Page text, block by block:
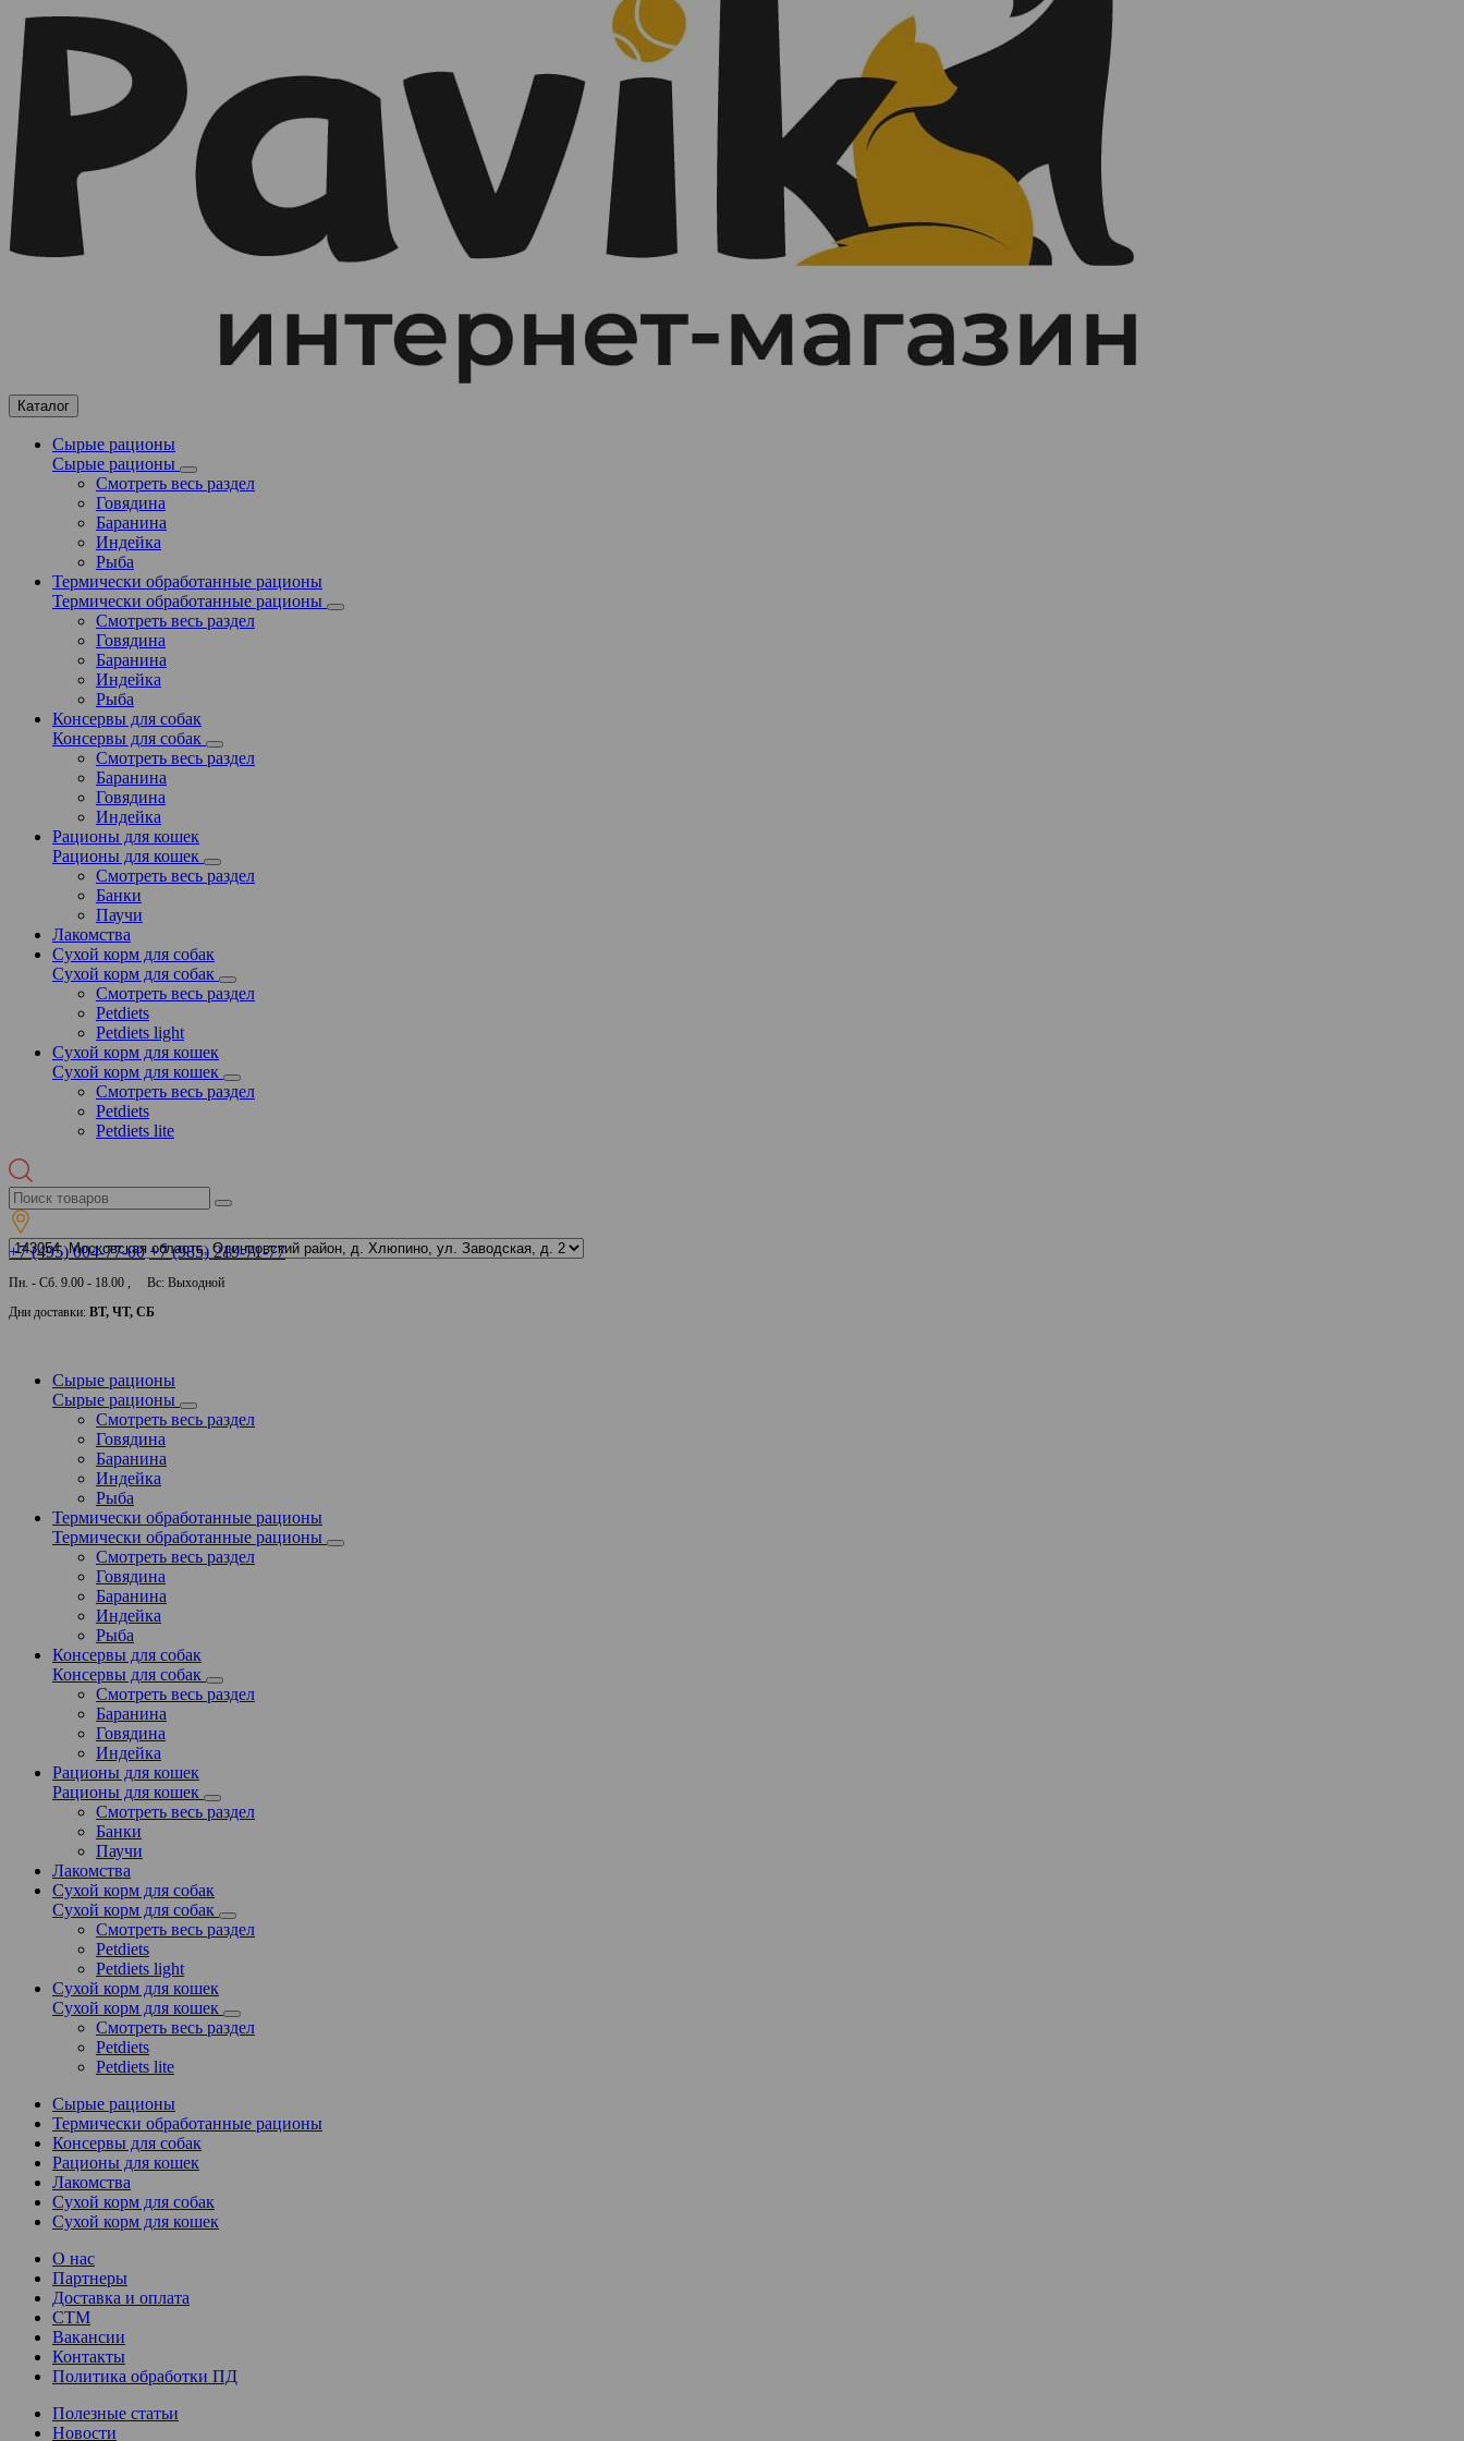
Каталог
Сырые рационы
Сырые рационы
Смотреть весь раздел
Говядина
Баранина
Индейка
Рыба
Термически обработанные рационы
Термически обработанные рационы
Смотреть весь раздел
Говядина
Баранина
Индейка
Рыба
Консервы для собак
Консервы для собак
Смотреть весь раздел
Баранина
Говядина
Индейка
Рационы для кошек
Рационы для кошек
Смотреть весь раздел
Банки
Паучи
Лакомства
Сухой корм для собак
Сухой корм для собак
Смотреть весь раздел
Petdiets
Petdiets light
Сухой корм для кошек
Сухой корм для кошек
Смотреть весь раздел
Petdiets
Petdiets lite
+7 (495) 004-77-00 +7 (985) 219-71-77
Пн. - Сб. 9.00 - 18.00 , Вс: Выходной
Дни доставки: ВТ, ЧТ, СБ
Сырые рационы
Сырые рационы
Смотреть весь раздел
Говядина
Баранина
Индейка
Рыба
Термически обработанные рационы
Термически обработанные рационы
Смотреть весь раздел
Говядина
Баранина
Индейка
Рыба
Консервы для собак
Консервы для собак
Смотреть весь раздел
Баранина
Говядина
Индейка
Рационы для кошек
Рационы для кошек
Смотреть весь раздел
Банки
Паучи
Лакомства
Сухой корм для собак
Сухой корм для собак
Смотреть весь раздел
Petdiets
Petdiets light
Сухой корм для кошек
Сухой корм для кошек
Смотреть весь раздел
Petdiets
Petdiets lite
Сырые рационы
Термически обработанные рационы
Консервы для собак
Рационы для кошек
Лакомства
Сухой корм для собак
Сухой корм для кошек
О нас
Партнеры
Доставка и оплата
СТМ
Вакансии
Контакты
Политика обработки ПД
Полезные статьи
Новости